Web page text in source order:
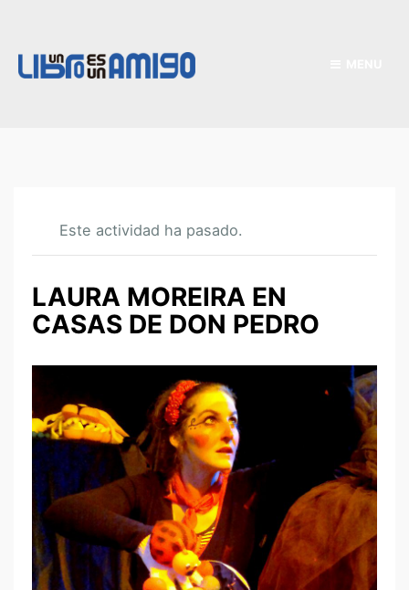
Este actividad ha pasado.
LAURA MOREIRA EN
CASAS DE DON PEDRO